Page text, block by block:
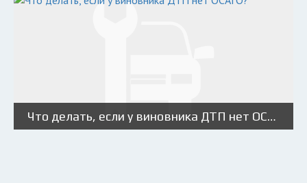
Что делать, если у виновника ДТП нет ОСАГО?